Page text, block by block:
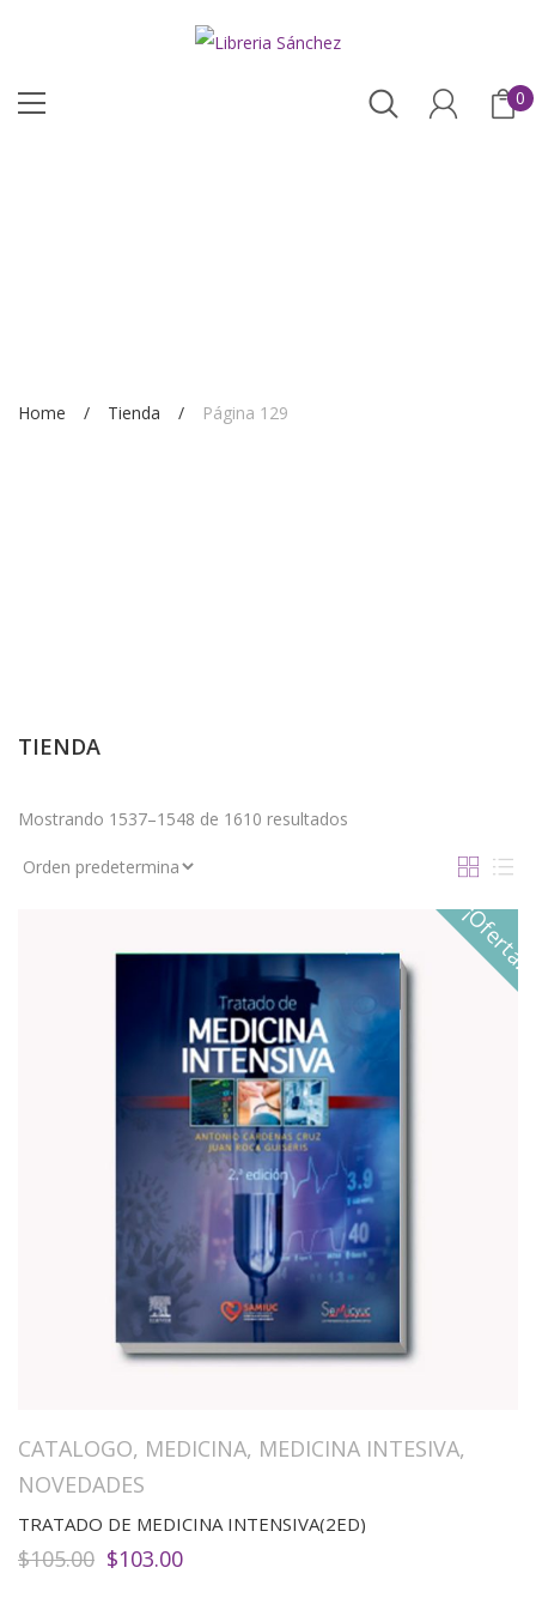
0
Home Tienda Página 129
TIENDA
Mostrando 1537–1548 de 1610 resultados
¡Oferta!
CATALOGO, MEDICINA, MEDICINA INTESIVA,
NOVEDADES
TRATADO DE MEDICINA INTENSIVA(2ED)
$105.00 El
$103.00El